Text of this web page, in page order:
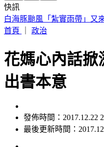
快訊
別只看台積電！ 外媒點名
首頁
政治
花媽心內話
出書本意
發佈時間：2017.12.22
最後更新時間：